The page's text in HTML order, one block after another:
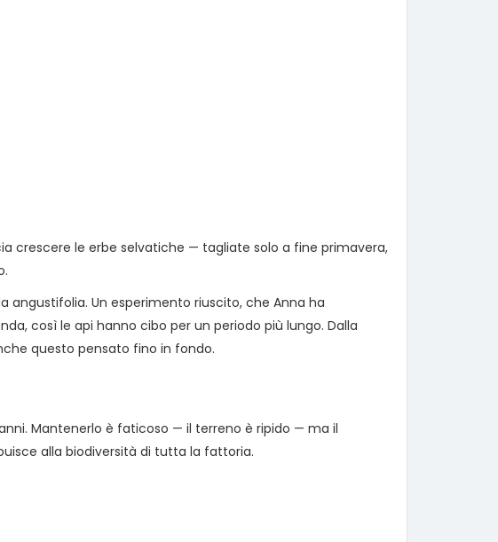
crescere le erbe selvatiche — tagliate solo a fine primavera,
angustifolia. Un esperimento riuscito, che Anna ha
così le api hanno cibo per un periodo più lungo. Dalla
questo pensato fino in fondo.
Mantenerlo è faticoso — il terreno è ripido — ma il
alla biodiversità di tutta la fattoria.